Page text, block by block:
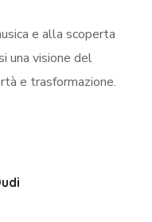
e alla scoperta
una visione del
e trasformazione.